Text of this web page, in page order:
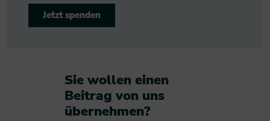
Jetzt spenden
Sie wollen einen
Beitrag von uns
übernehmen?​